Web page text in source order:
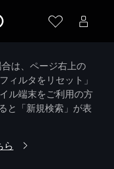
は、ページ右上の
ィルタをリセット」
ル端末をご利用の方
と「新規検索」が表
ら